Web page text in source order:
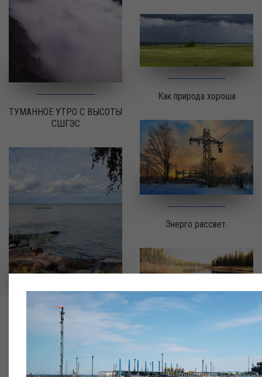
ТУМАННОЕ УТРО С ВЫСОТЫ
СШГЭС
Голубые дали. Лахта Центр.
Как природа хороша
Энерго рассвет.
река Нюя, республика Саха
(Якутия).